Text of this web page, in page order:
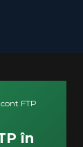
FTP
în